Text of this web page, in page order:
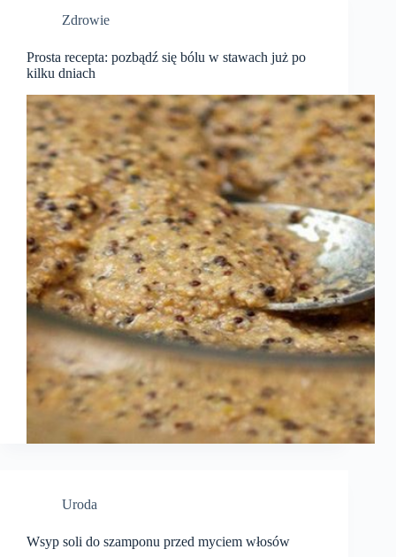
Zdrowie
Prosta recepta: pozbądź się bólu w stawach już po
kilku dniach
Uroda
Wsyp soli do szamponu przed myciem włosów